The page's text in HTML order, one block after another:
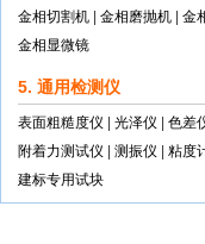
金相切割机 金相磨抛机
金
金相显微镜
5. 通用检测仪
表面粗糙度仪 光泽仪 色差
附着力测试仪
测振仪
粘度
建标专用试块